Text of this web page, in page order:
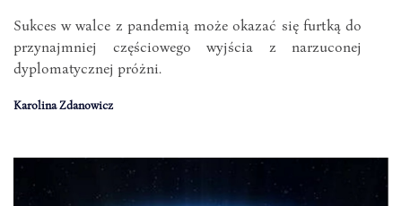
Sukces w walce z pandemią może okazać się furtką do
przynajmniej częściowego wyjścia z narzuconej
dyplomatycznej próżni.
Karolina Zdanowicz